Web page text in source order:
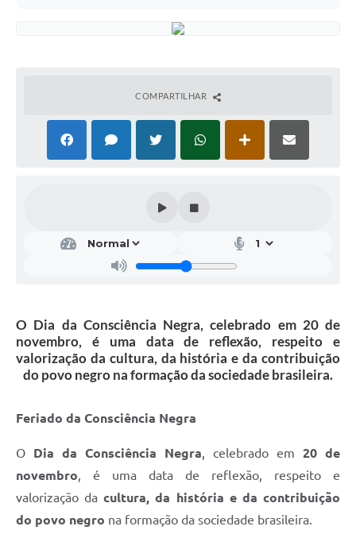
COMPARTILHAR
O Dia da Consciência Negra, celebrado em 20 de
novembro, é uma data de reflexão, respeito e
valorização da cultura, da história e da contribuição
do povo negro na formação da sociedade brasileira.
Feriado da Consciência Negra
O Dia da Consciência Negra, celebrado em 20 de
novembro, é uma data de reflexão, respeito e
valorização dacultura, da história e da contribuição
do povo negro na formação da sociedade brasileira.